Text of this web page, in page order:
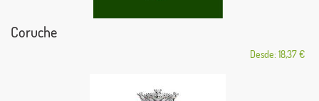
Coruche
Desde: 18,37 €